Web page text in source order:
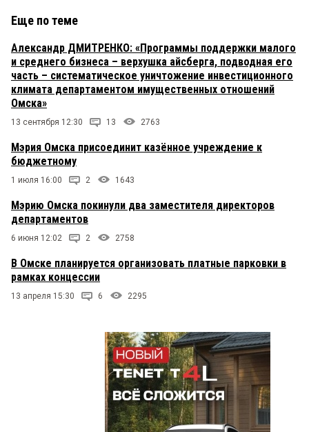
Еще по теме
Александр ДМИТРЕНКО: «Программы поддержки малого
и среднего бизнеса – верхушка айсберга, подводная его
часть – систематическое уничтожение инвестиционного
климата департаментом имущественных отношений
Омска»
13 сентября 12:30 13 2763
Мэрия Омска присоединит казённое учреждение к
бюджетному
1 июля 16:00 2 1643
Мэрию Омска покинули два заместителя директоров
департаментов
6 июня 12:02 2 2758
В Омске планируется организовать платные парковки в
рамках концессии
13 апреля 15:30 6 2295